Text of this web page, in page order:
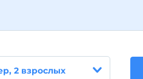
2 взрослых